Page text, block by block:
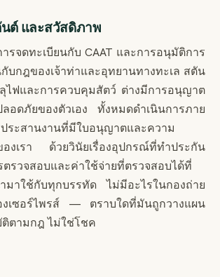
ต์ และสวัสดิภาพ
รจดทะเบียนกับ CAAT และการอนุมัติการ
บกฎของเจ้าท่าและอุทยานทางทะเล สตัน
ไฟและการควบคุมสัตว์ ต่างมีการอนุญาต
อดภัยของตัวเอง ทั้งหมดดำเนินการภาย
ระสานงานที่มีใบอนุญาตและความ
องเรา ด้วยวินัยเรื่องอุปกรณ์ที่ทำประกัน
รวจสอบและค่าใช้จ่ายที่ตรวจสอบได้ที่
าใช้กับทุกบรรทัด ไม่มีอะไรในกองถ่าย
งเซอร์ไพรส์ — ตราบใดที่มันถูกวางแผน
ตามกฎ ไม่ใช่โชค